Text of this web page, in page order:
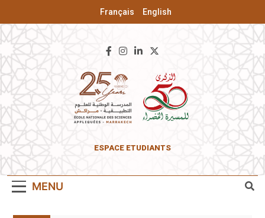
Français English
ENSA De
ESPACE ETUDIANTS
MENU